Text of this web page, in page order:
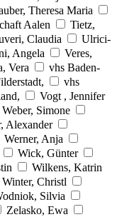
Theresa Maria
Aalen
Tietz,
Claudia
Ulrici-
Angela
Veres,
Vera
vhs Baden-
vhs
Vogt , Jennifer
Weber, Simone
Alexander
Werner, Anja
Wick, Günter
Wilkens, Katrin
Winter, Christl
Silvia
Zelasko, Ewa